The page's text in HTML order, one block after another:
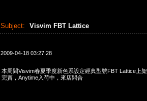
Subject: Visvim FBT Lattice
2009-04-18 03:27:28
本周間Visvim春夏季度新色系設定經典型號FBT Lattice上
完賣，Anytime入荷中，來店問合